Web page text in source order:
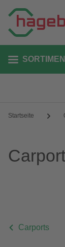
Startseite
Carports